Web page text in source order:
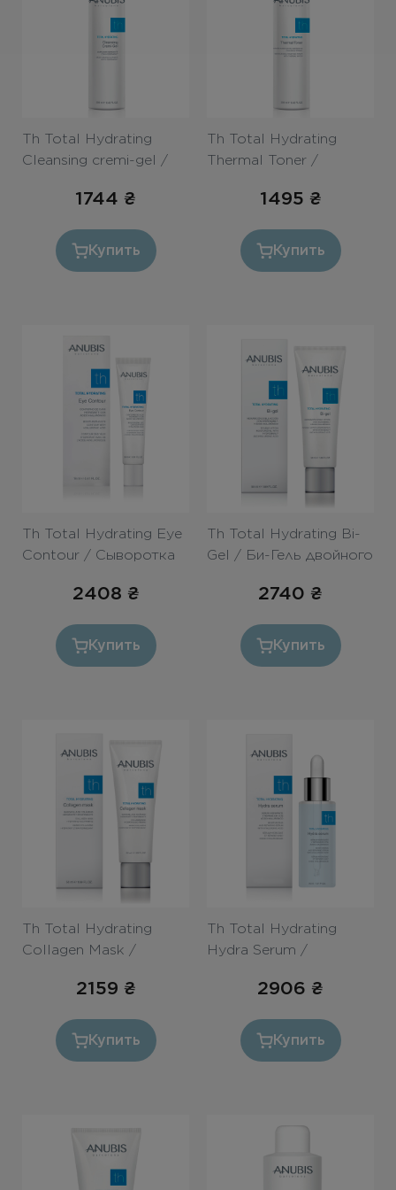
Бесплатная консультация
Вход/Регистрация
Th Total Hydrating
Cleansing cremi-gel /
«Абсолютное
1744 ₴
Купить
Th Total Hydrating
Thermal Toner /
«Абсолютное
1495 ₴
Купить
Th Total Hydrating Eye
Contour / Сыворотка
увлажнение» 18ml
2408 ₴
Купить
Th Total Hydrating Bi-
Gel / Би-Гель двойного
увлажнение» 50ml
2740 ₴
Купить
Th Total Hydrating
Collagen Mask /
маска с коллагеном
увлажнение» 50ml
2159 ₴
Купить
Th Total Hydrating
Hydra Serum /
увлажнение» 30ml
2906 ₴
Купить